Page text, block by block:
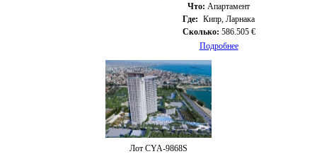
Что: Апартамент
Где: Кипр, Ларнака
Сколько: 586.505 €
Подробнее
Лот CYA-9868S